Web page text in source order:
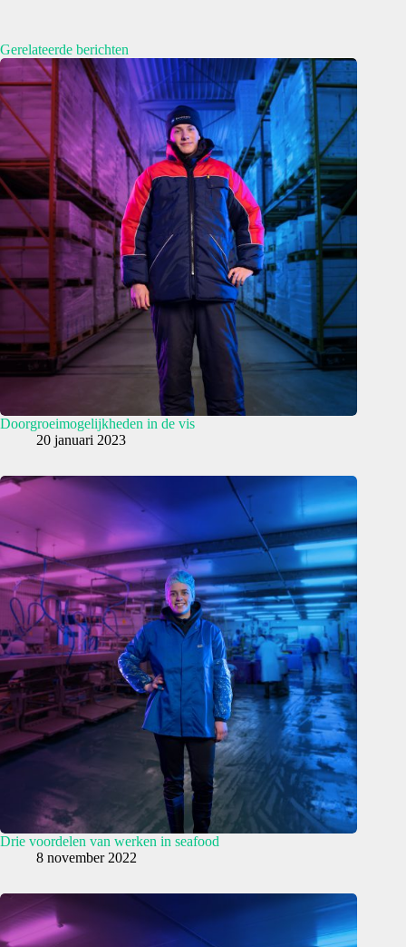
Gerelateerde berichten
Doorgroeimogelijkheden in de vis
20 januari 2023
Drie voordelen van werken in seafood
8 november 2022